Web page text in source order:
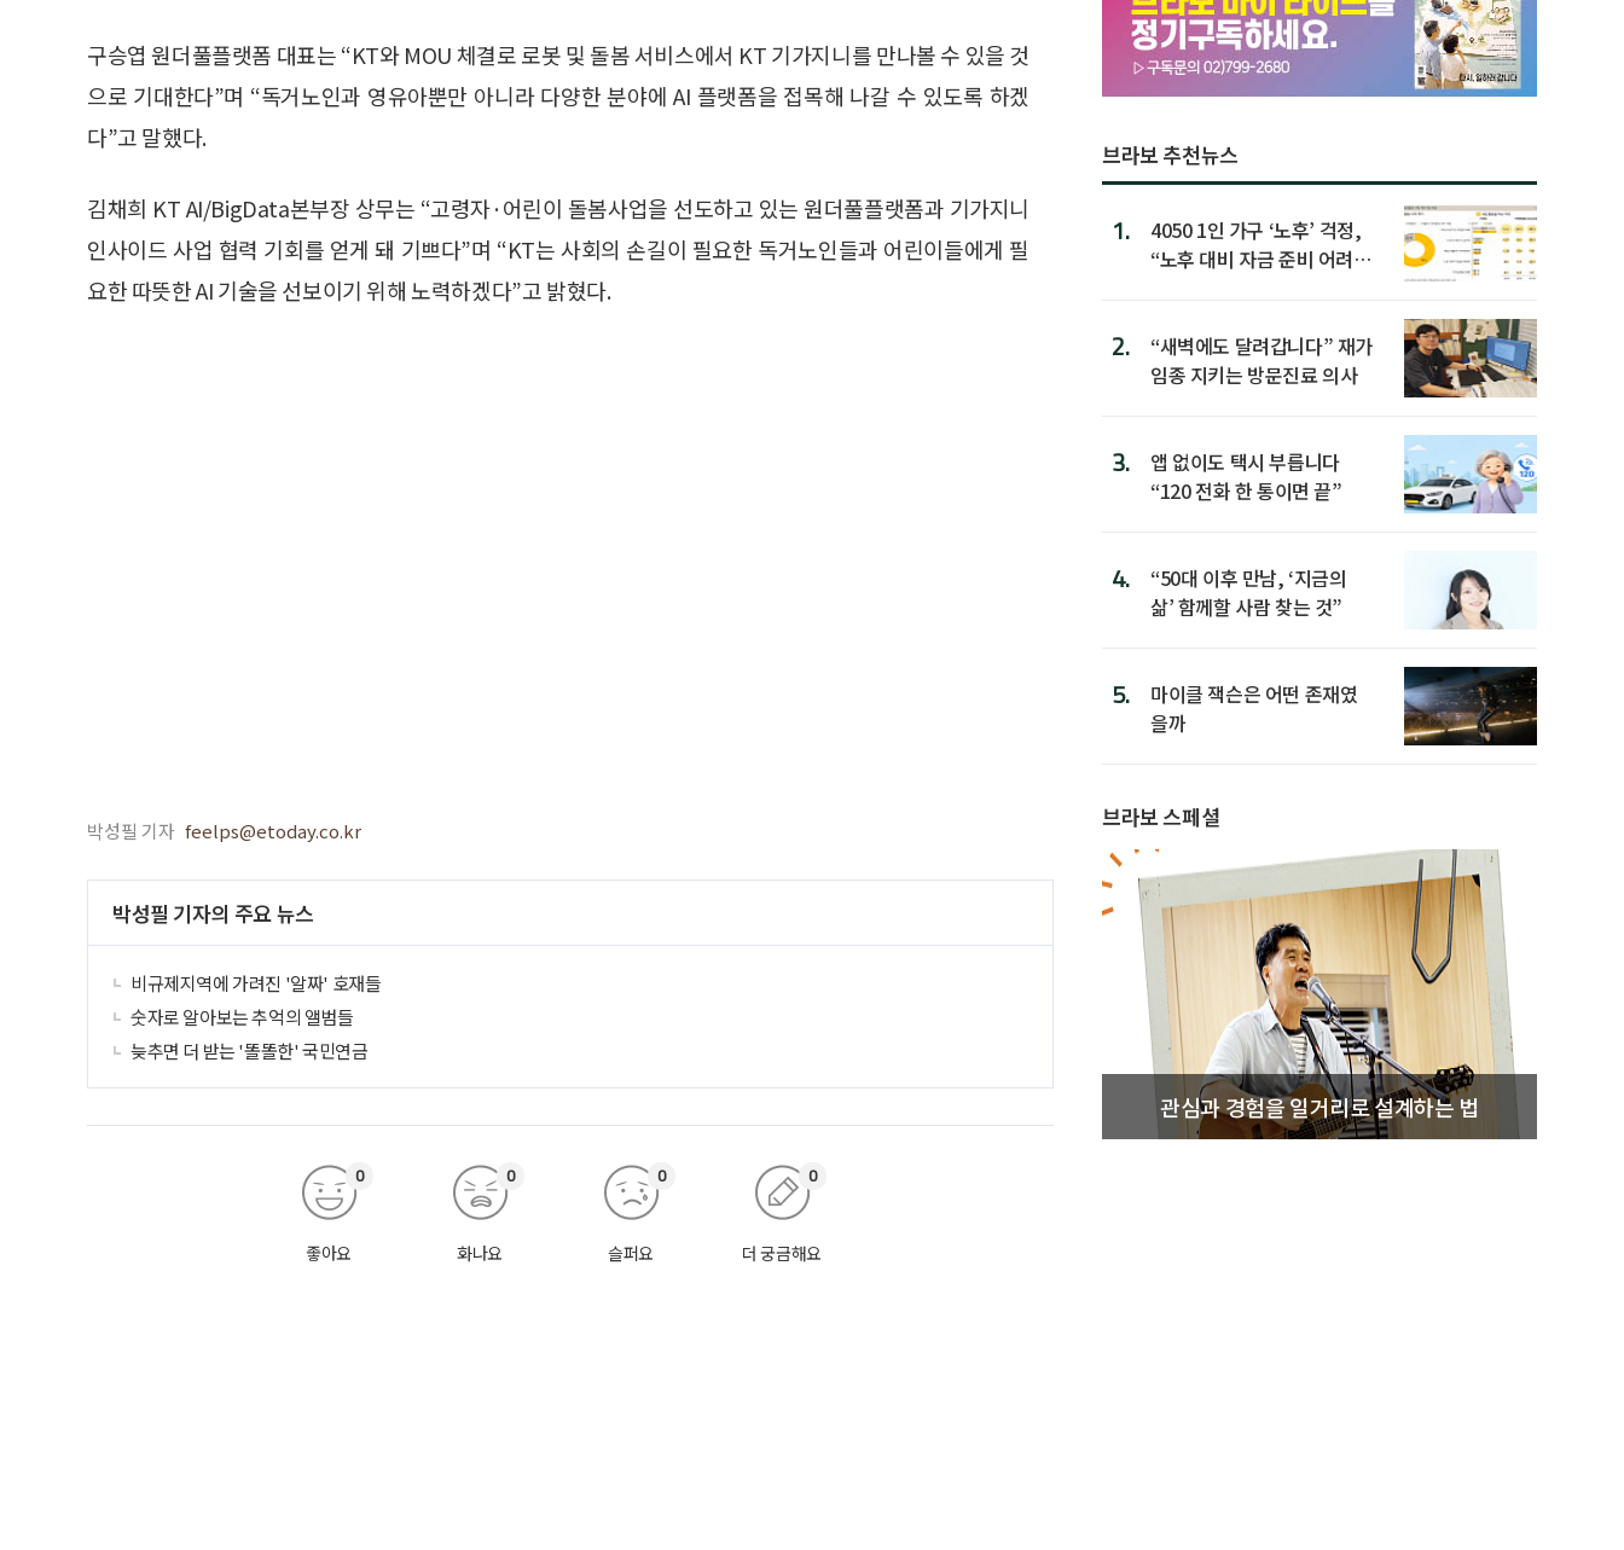
구승엽 원더풀플랫폼 대표는 “KT와 MOU 체결로 로봇 및 돌봄 서비스에서 KT 기가지니를 만나볼 수 있을 것
으로 기대한다”며 “독거노인과 영유아뿐만 아니라 다양한 분야에 AI 플랫폼을 접목해 나갈 수 있도록 하겠
다”고 말했다.
김채희 KT AI/BigData본부장 상무는 “고령자·어린이 돌봄사업을 선도하고 있는 원더풀플랫폼과 기가지니
인사이드 사업 협력 기회를 얻게 돼 기쁘다”며 “KT는 사회의 손길이 필요한 독거노인들과 어린이들에게 필
요한 따뜻한 AI 기술을 선보이기 위해 노력하겠다”고 밝혔다.
박성필 기자 feelps@etoday.co.kr
박성필 기자의 주요 뉴스
비규제지역에 가려진 '알짜' 호재들
숫자로 알아보는 추억의 앨범들
늦추면 더 받는 '똘똘한' 국민연금
좋아요
0
화나요
0
슬퍼요
0
더 궁금해요
0
브라보 추천뉴스
1.
4050 1인 가구 ‘노후’ 걱정,
“노후 대비 자금 준비 어려
2.
“새벽에도 달려갑니다” 재가
임종 지키는 방문진료 의사
3.
앱 없이도 택시 부릅니다
“120 전화 한 통이면 끝”
4.
“50대 이후 만남, ‘지금의
삶’ 함께할 사람 찾는 것”
5.
마이클 잭슨은 어떤 존재였
을까
브라보 스페셜
관심과 경험을 일거리로 설계하는 법